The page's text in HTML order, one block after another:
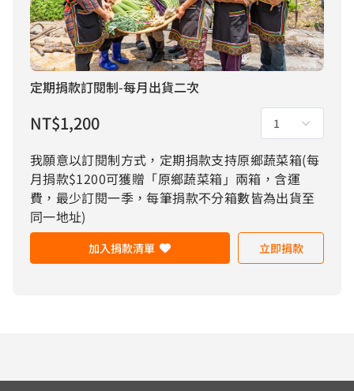
定期捐款訂閱制-每月出貨二次
NT$1,200 1
我願意以訂閱制方式，定期捐款支持原鄉蔬菜箱(每
月捐款$1200可獲贈「原鄉蔬菜箱」兩箱，含運
費，最少訂閱一季，每筆捐款不分箱數皆為出貨至
同一地址)
加入捐款清單 立即捐款